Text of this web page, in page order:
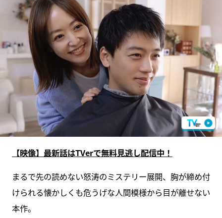
【映像】最新話はTVerで無料見逃し配信中！
まるで先の読めない怒涛のミステリー展開、胸が締め付
けられる懐かしくも危うげな人間模様から目が離せない
本作。